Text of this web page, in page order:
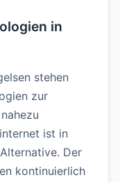
in
stehen
zur
ist in
Der
kontinuierlich